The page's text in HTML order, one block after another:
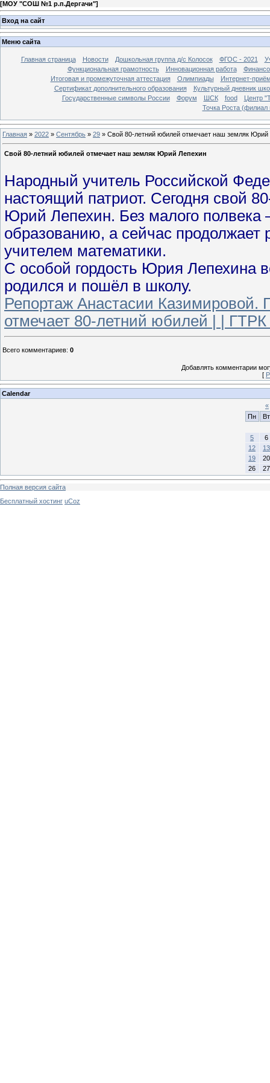
[МОУ "СОШ №1 р.п.Дергачи"]
Вход на сайт
Меню сайта
Главная страница Новости Дошкольная группа д/с Колосок ФГОС - 2021
Функциональная грамотность
Инновационная работа
Итоговая и промежуточная аттестация
Олимпиады
Интернет-
Сертификат дополнительного образования
Культурный дневник
Государственные символы России
Форум ШСК food
Центр
Точка Роста (филиал
Главная » 2022 » Сентябрь » 29 » Свой 80-летний юбилей отмечает наш земляк Юрий
Свой 80-летний юбилей отмечает наш земляк Юрий Лепехин
Народный учитель Российской
настоящий патриот. Сегодня свой
Юрий Лепехин. Без малого полвека
образованию, а сейчас продолжает
учителем математики.
С особой гордость Юрия Лепехина
родился и пошёл в школу.
Репортаж Анастасии
отмечает 80-летний юбилей | |
Всего комментариев: 0
Добавлять комментарии
[
Calendar
«
Пн
Вт
5
6
12
13
19
20
26
27
Полная версия сайта
Бесплатный хостинг uCoz